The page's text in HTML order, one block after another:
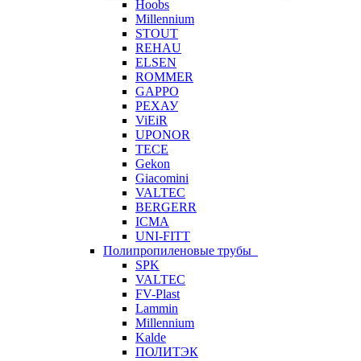
Hoobs
Millennium
STOUT
REHAU
ELSEN
ROMMER
GAPPO
РЕХАУ
ViEiR
UPONOR
TECE
Gekon
Giacomini
VALTEC
BERGERR
ICMA
UNI-FITT
Полипропиленовые трубы
SPK
VALTEC
FV-Plast
Lammin
Millennium
Kalde
ПОЛИТЭК